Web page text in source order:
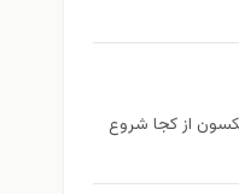
از كجا شروع